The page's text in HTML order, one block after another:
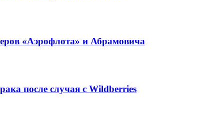
«Аэрофлота» и Абрамовича
после случая с Wildberries